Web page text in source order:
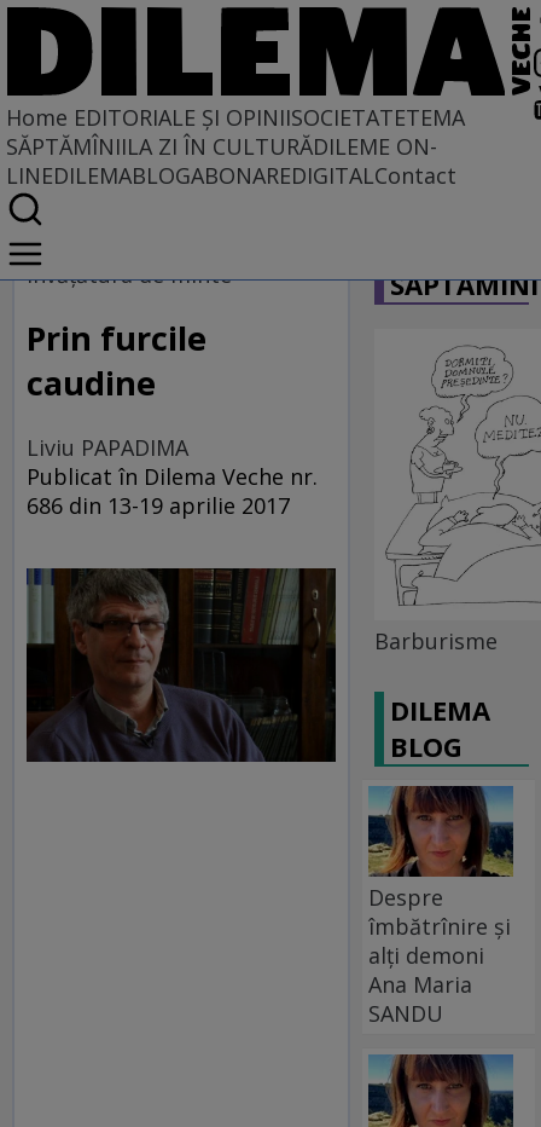
Home EDITORIALE ȘI OPINIISOCIETATETEMA
SĂPTĂMÎNIILA ZI ÎN CULTURĂDILEME ON-
LINEDILEMABLOGABONAREDIGITALContact
Home
EDITORIALE ȘI OPINII
TÎLC SHOW
învăţătura de minte
Prin furcile
caudine
Liviu PAPADIMA
Publicat în Dilema Veche nr.
686 din 13-19 aprilie 2017
Barburisme
DILEMA
BLOG
Despre
îmbătrînire și
alți demoni
Ana Maria
SANDU